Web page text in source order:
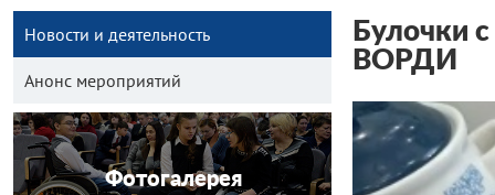
Новости и деятельность
Анонс мероприятий
Фотогалерея
Булочки
ВОРДИ